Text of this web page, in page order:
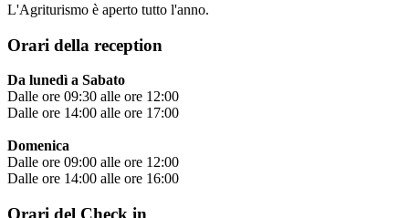
L'Agriturismo è aperto tutto l'anno.
Orari della reception
Da lunedì a Sabato
Dalle ore 09:30 alle ore 12:00
Dalle ore 14:00 alle ore 17:00
Domenica
Dalle ore 09:00 alle ore 12:00
Dalle ore 14:00 alle ore 16:00
Orari del Check in